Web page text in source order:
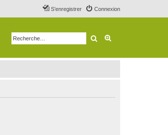
Connexion
S’enregistrer
Rechercher